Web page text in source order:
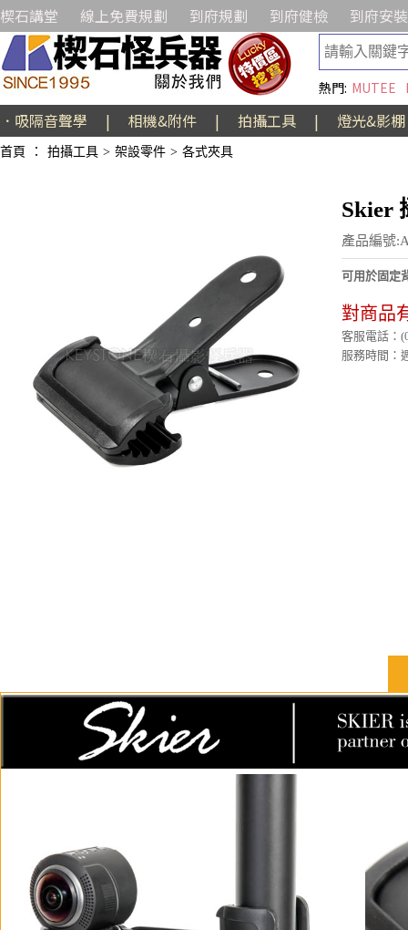
楔石講堂 線上免費規劃 到府規劃 到府健檢 到府安裝
熱門: MUTEE
．吸隔音聲學 | 相機&附件 | 拍攝工具 | 燈光&影棚
首頁 ： 拍攝工具 > 架設零件 > 各式夾具
Skier
產品編號
可用於固定
對商品
客服電話：
服務時間：